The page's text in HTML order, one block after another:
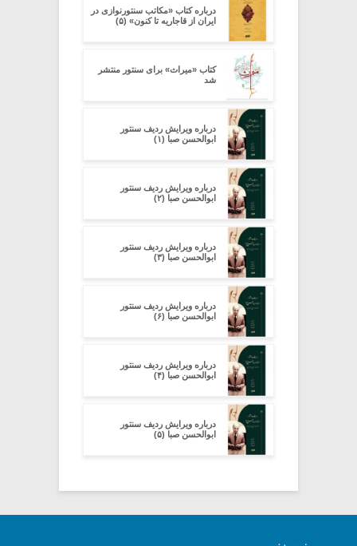
درباره کتاب «مکاتب سنتورنوازی در
ایران از قاجاریه تا کنون» (۵)
کتاب «میراث» برای سنتور منتشر
شد
درباره ویرایش ردیف سنتور
ابوالحسن صبا (۱)
درباره ویرایش ردیف سنتور
ابوالحسن صبا (۲)
درباره ویرایش ردیف سنتور
ابوالحسن صبا (۳)
درباره ویرایش ردیف سنتور
ابوالحسن صبا (۶)
درباره ویرایش ردیف سنتور
ابوالحسن صبا (۴)
درباره ویرایش ردیف سنتور
ابوالحسن صبا (۵)